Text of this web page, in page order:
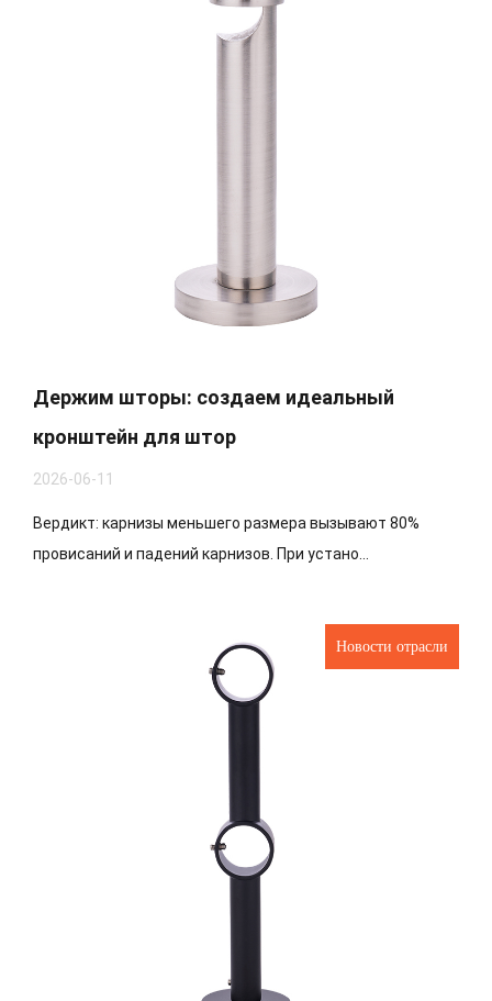
Держим шторы: создаем идеальный
кронштейн для штор
2026-06-11
Вердикт: карнизы меньшего размера вызывают 80%
провисаний и падений карнизов. При устано...
Новости отрасли